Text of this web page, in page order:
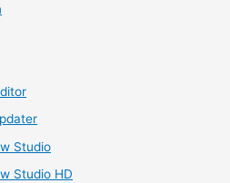
Studio
Studio HD